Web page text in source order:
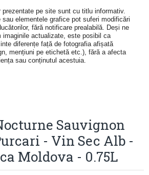
prezentate pe site sunt cu titlu informativ.
sau elementele grafice pot suferi modificări
fără notificare prealabilă. Deși ne
imaginile actualizate, este posibil ca
diferențe față de fotografia afișată
mențiuni pe etichetă etc.), fără a afecta
sau conținutul acestuia.
Sauvignon
- Vin Sec Alb -
Moldova - 0.75L